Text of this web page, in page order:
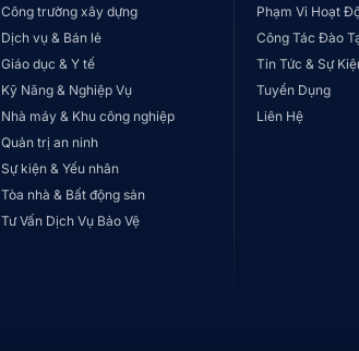
Công trường xây dựng
Dịch vụ & Bán lẻ
Giáo dục & Y tế
Kỹ Năng & Nghiệp Vụ
Nhà máy & Khu công nghiệp
Quản trị an ninh
Sự kiện & Yếu nhân
Tòa nhà & Bất động sản
Tư Vấn Dịch Vụ Bảo Vệ
Phạm Vi Hoạt
Công Tác Đào
Tin Tức & Sự
Tuyển Dụng
Liên Hệ